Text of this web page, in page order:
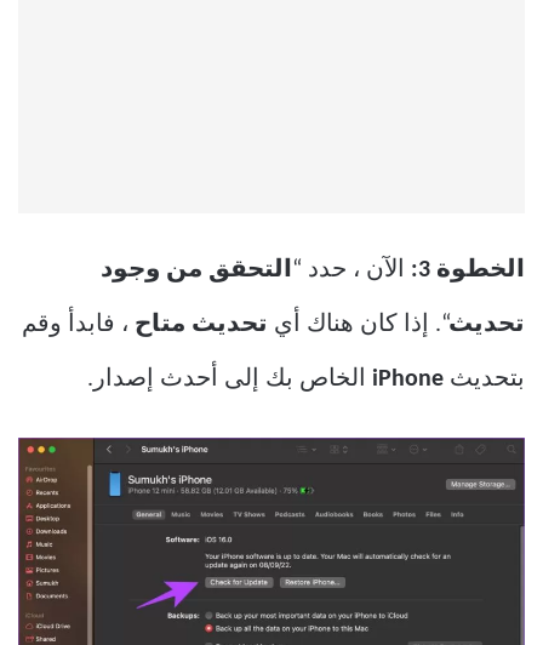
الخطوة 3: الآن ، حدد “التحقق من وجود
تحديث“. إذا كان هناك أي تحديث متاح ، فابدأ وقم
بتحديث iPhone الخاص بك إلى أحدث إصدار.